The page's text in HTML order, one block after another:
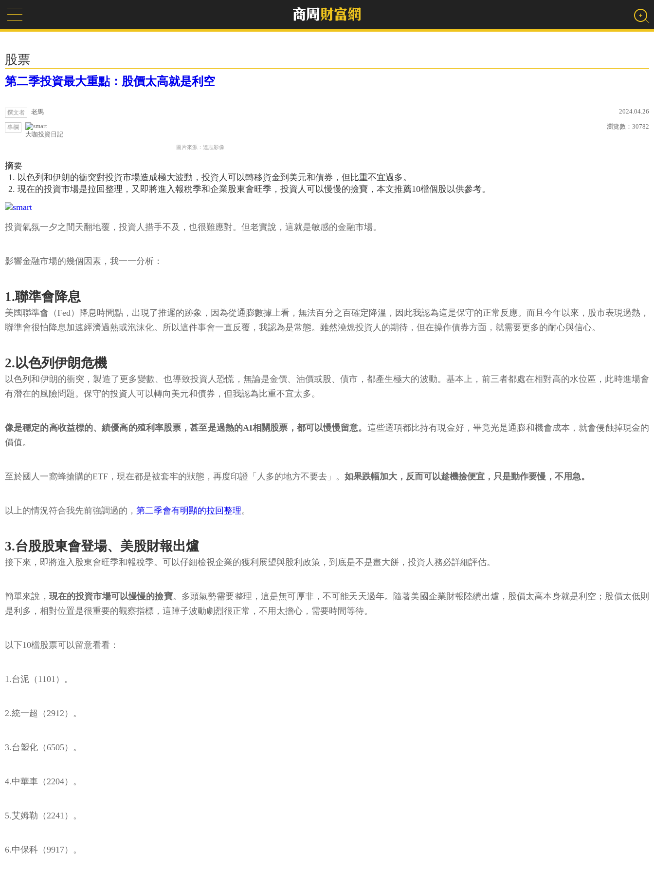
股票
第二季投資最大重點：股價太高就是利空
撰文者 老馬 2024.04.26
專欄
大咖投資日記
瀏覽數： 30782
圖片來源：達志影像
摘要
以色列和伊朗的衝突對投資市場造成極大波動，投資人可以轉移資金到美元和債券，但比重不宜過多。
現在的投資市場是拉回整理，又即將進入報稅季和企業股東會旺季，投資人可以慢慢的撿寶，本文推薦10檔個股以供參考。
投資氣氛一夕之間天翻地覆，投資人措手不及，也很難應對。但老實說，這就是敏感的金融市場。
影響金融市場的幾個因素，我一一分析：
1.聯準會降息
美國聯準會（Fed）降息時間點，出現了推遲的跡象，因為從通膨數據上看，無法百分之百確定降溫，因此我認為這是保守的正常反應。而且今年以來，股市表現過熱，
聯準會很怕降息加速經濟過熱或泡沫化。所以這件事會一直反覆，我認為是常態。雖然澆熄投資人的期待，但在操作債券方面，就需要更多的耐心與信心。
2.以色列伊朗危機
以色列和伊朗的衝突，製造了更多變數、也導致投資人恐慌，無論是金價、油價或股、債市，都產生極大的波動。基本上，前三者都處在相對高的水位區，此時進場會
有潛在的風險問題。保守的投資人可以轉向美元和債券，但我認為比重不宜太多。
像是穩定的高收益標的、績優高的殖利率股票，甚至是過熱的AI相關股票，都可以慢慢留意。 這些選項都比持有現金好，畢竟光是通膨和機會成本，就會侵蝕掉現金的
價值。
至於國人一窩蜂搶購的ETF，現在都是被套牢的狀態，再度印證「人多的地方不要去」。 如果跌幅加大，反而可以趁機撿便宜，只是動作要慢，不用急。
以上的情況符合我先前強調過的， 第二季會有明顯的拉回整理。
3.台股股東會登場、美股財報出爐
接下來，即將進入股東會旺季和報稅季。可以仔細檢視企業的獲利展望與股利政策，到底是不是畫大餅，投資人務必詳細評估。
簡單來說， 現在的投資市場可以慢慢的撿寶。多頭氣勢需要整理，這是無可厚非，不可能天天過年。隨著美國企業財報陸續出爐，股價太高本身就是利空；股價太低則
是利多，相對位置是很重要的觀察指標，這陣子波動劇烈很正常，不用太擔心，需要時間等待。
以下10檔股票可以留意看看：
1.台泥（1101）。
2.統一超（2912）。
3.台塑化（6505）。
4.中華車（2204）。
5.艾姆勒（2241）。
6.中保科（9917）。